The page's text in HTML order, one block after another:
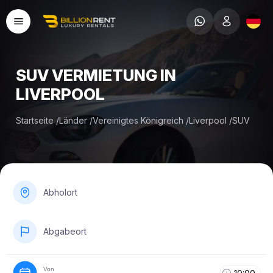
SUV VERMIETUNG IN
LIVERPOOL
Startseite /Länder /Vereinigtes Königreich /Liverpool /SUV
Abholort
Abgabeort
Von